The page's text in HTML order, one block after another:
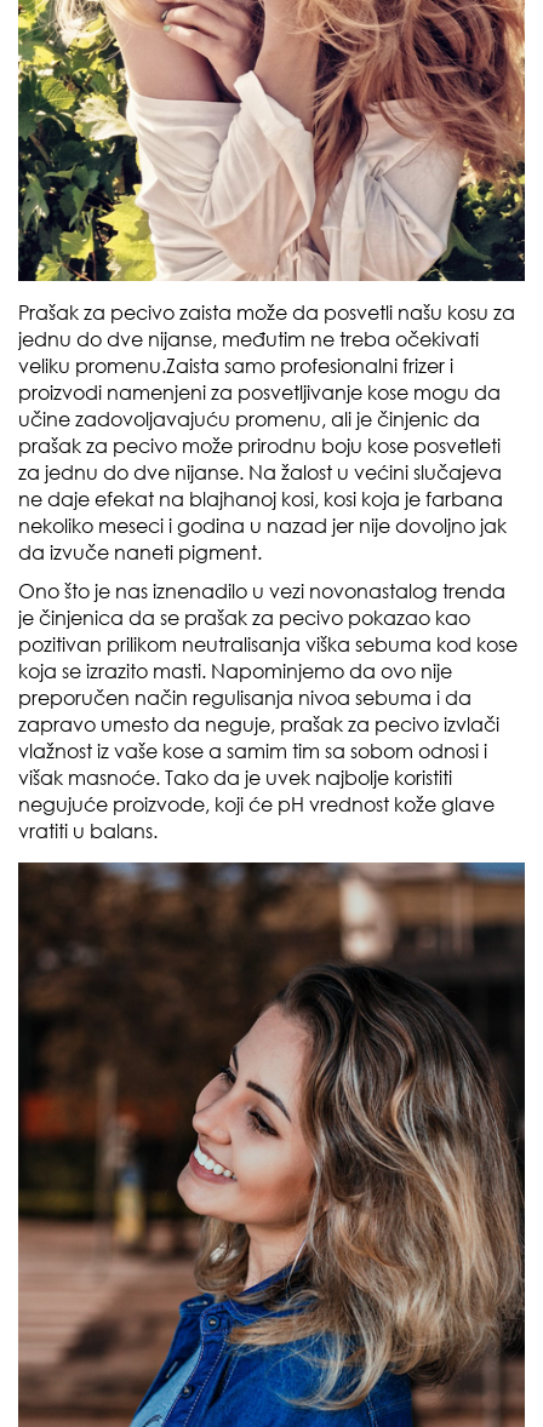
Prašak za pecivo zaista može da posvetli našu kosu za
jednu do dve nijanse, međutim ne treba očekivati
veliku promenu.Zaista samo profesionalni frizer i
proizvodi namenjeni za posvetljivanje kose mogu da
učine zadovoljavajuću promenu, ali je činjenic da
prašak za pecivo može prirodnu boju kose posvetleti
za jednu do dve nijanse. Na žalost u većini slučajeva
ne daje efekat na blajhanoj kosi, kosi koja je farbana
nekoliko meseci i godina u nazad jer nije dovoljno jak
da izvuče naneti pigment.
Ono što je nas iznenadilo u vezi novonastalog trenda
je činjenica da se prašak za pecivo pokazao kao
pozitivan prilikom neutralisanja viška sebuma kod kose
koja se izrazito masti. Napominjemo da ovo nije
preporučen način regulisanja nivoa sebuma i da
zapravo umesto da neguje, prašak za pecivo izvlači
vlažnost iz vaše kose a samim tim sa sobom odnosi i
višak masnoće. Tako da je uvek najbolje koristiti
negujuće proizvode, koji će pH vrednost kože glave
vratiti u balans.